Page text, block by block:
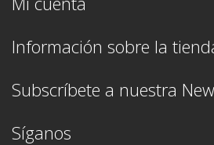
Información sobre la
Subscríbete a nuestra
Síganos